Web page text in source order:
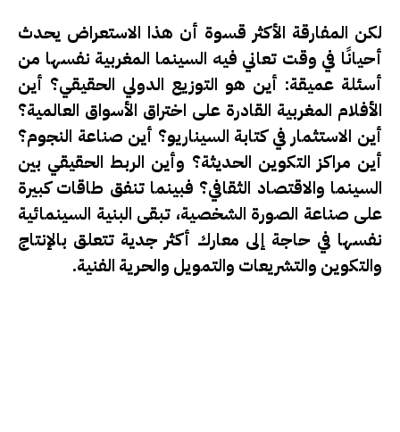
لكن المفارقة الأكثر قسوة أن هذا الاستعراض يحدث
أحيانًا في وقت تعاني فيه السينما المغربية نفسها من
أسئلة عميقة: أين هو التوزيع الدولي الحقيقي؟ أين
الأفلام المغربية القادرة على اختراق الأسواق العالمية؟
أين الاستثمار في كتابة السيناريو؟ أين صناعة النجوم؟
أين مراكز التكوين الحديثة؟ وأين الربط الحقيقي بين
السينما والاقتصاد الثقافي؟ فبينما تنفق طاقات كبيرة
على صناعة الصورة الشخصية، تبقى البنية السينمائية
نفسها في حاجة إلى معارك أكثر جدية تتعلق بالإنتاج
والتكوين والتشريعات والتمويل والحرية الفنية.